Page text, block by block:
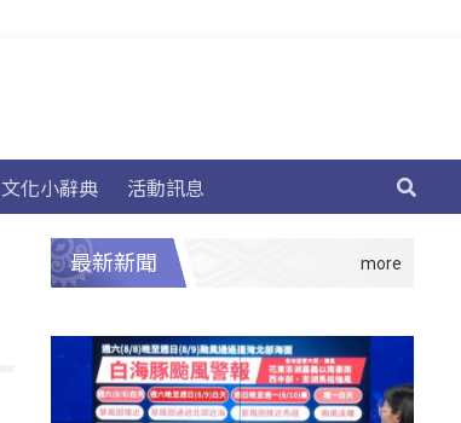
文化小辭典 活動訊息
最新新聞